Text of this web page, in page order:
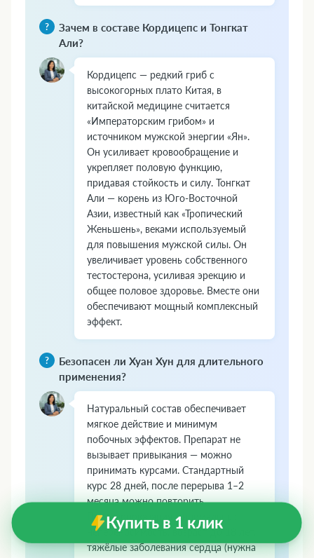
Зачем в составе Кордицепс и Тонгкат
Али?
Кордицепс — редкий гриб с
высокогорных плато Китая, в
китайской медицине считается
«Императорским грибом» и
источником мужской энергии «Ян».
Он усиливает кровообращение и
укрепляет половую функцию,
придавая стойкость и силу. Тонгкат
Али — корень из Юго-Восточной
Азии, известный как «Тропический
Женьшень», веками используемый
для повышения мужской силы. Он
увеличивает уровень собственного
тестостерона, усиливая эрекцию и
общее половое здоровье. Вместе они
обеспечивают мощный комплексный
эффект.
Безопасен ли Хуан Хун для длительного
применения?
Натуральный состав обеспечивает
мягкое действие и минимум
побочных эффектов. Препарат не
вызывает привыкания — можно
принимать курсами. Стандартный
курс 28 дней, после перерыва 1–2
месяца можно повторить.
Противопоказания минимальны:
непереносимость, возраст до 18 лет,
тяжёлые заболевания сердца (нужна
Купить в 1 клик